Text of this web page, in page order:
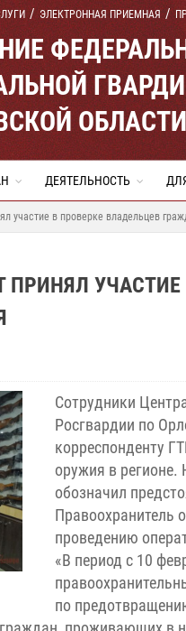
ЭЛЕКТРОННАЯ ПРИЕМНАЯ
ОБЛАСТИ
ДЕЯТЕЛЬНОСТЬ
участие в проверке владельцев
УЧАСТИЕ
Сотрудники
Росгвардии по
корреспонденту
оружия в
обозначил
Правоохранитель
проведению
«В период с 10
по